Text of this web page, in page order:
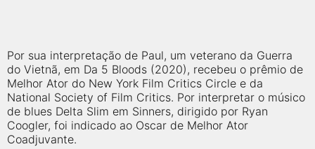
Por sua interpretação de Paul, um veterano da Guerra
do Vietnã, em Da 5 Bloods (2020), recebeu o prêmio de
Melhor Ator do New York Film Critics Circle e da
National Society of Film Critics. Por interpretar o músico
de blues Delta Slim em Sinners, dirigido por Ryan
Coogler, foi indicado ao Oscar de Melhor Ator
Coadjuvante.